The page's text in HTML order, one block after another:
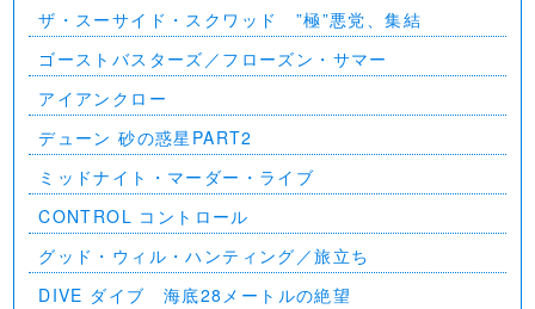
ザ・スーサイド・スクワッド ”極”悪党、集結
ゴーストバスターズ／フローズン・サマー
アイアンクロー
デューン 砂の惑星PART2
ミッドナイト・マーダー・ライブ
CONTROL コントロール
グッド・ウィル・ハンティング／旅立ち
DIVE ダイブ 海底28メートルの絶望